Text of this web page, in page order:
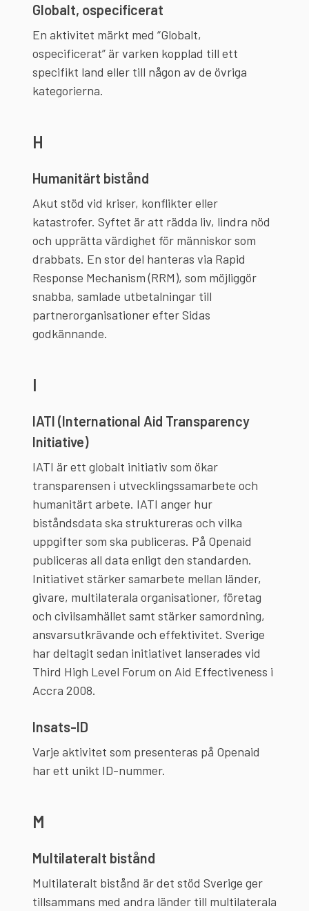
Globalt, ospecificerat
En aktivitet märkt med “Globalt,
ospecificerat” är varken kopplad till ett
specifikt land eller till någon av de övriga
kategorierna.
H
Humanitärt bistånd
Akut stöd vid kriser, konflikter eller
katastrofer. Syftet är att rädda liv, lindra nöd
och upprätta värdighet för människor som
drabbats. En stor del hanteras via Rapid
Response Mechanism (RRM), som möjliggör
snabba, samlade utbetalningar till
partnerorganisationer efter Sidas
godkännande.
I
IATI (International Aid Transparency
Initiative)
IATI är ett globalt initiativ som ökar
transparensen i utvecklingssamarbete och
humanitärt arbete. IATI anger hur
biståndsdata ska struktureras och vilka
uppgifter som ska publiceras. På Openaid
publiceras all data enligt den standarden.
Initiativet stärker samarbete mellan länder,
givare, multilaterala organisationer, företag
och civilsamhället samt stärker samordning,
ansvarsutkrävande och effektivitet. Sverige
har deltagit sedan initiativet lanserades vid
Third High Level Forum on Aid Effectiveness i
Accra 2008.
Insats-ID
Varje aktivitet som presenteras på Openaid
har ett unikt ID-nummer.
M
Multilateralt bistånd
Multilateralt bistånd är det stöd Sverige ger
tillsammans med andra länder till multilaterala